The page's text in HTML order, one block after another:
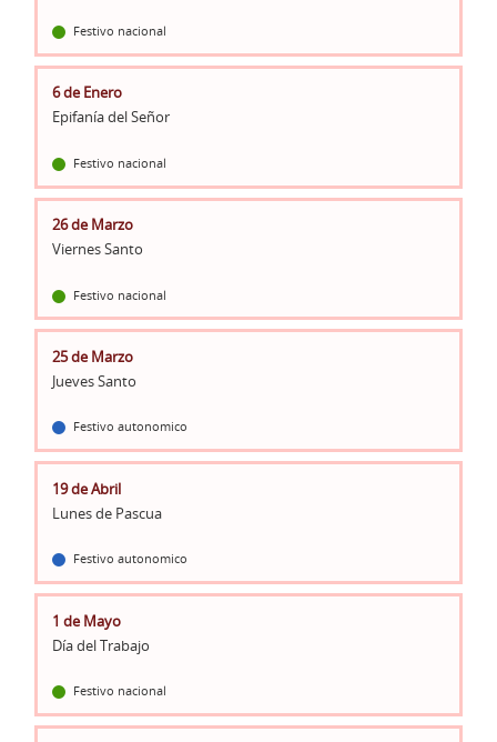
Festivo nacional
6 de Enero
Epifanía del Señor
Festivo nacional
26 de Marzo
Viernes Santo
Festivo nacional
25 de Marzo
Jueves Santo
Festivo autonomico
19 de Abril
Lunes de Pascua
Festivo autonomico
1 de Mayo
Día del Trabajo
Festivo nacional